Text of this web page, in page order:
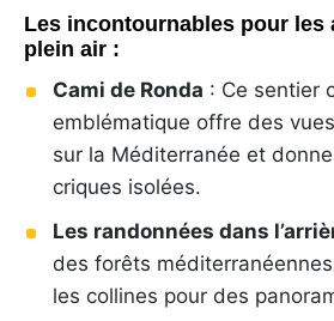
Les incontournables pour les
plein air :
Cami de Ronda : Ce sentier
emblématique offre des
sur la Méditerranée et
criques isolées.
Les randonnées dans
des forêts
les collines pour des